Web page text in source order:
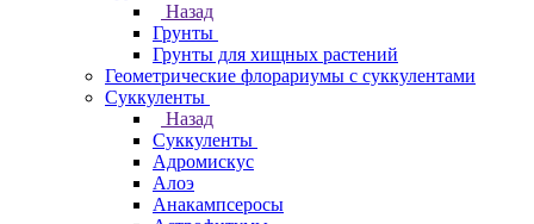
Назад
Грунты
Грунты для хищных растений
Геометрические флорариумы с суккулентами
Суккуленты
Назад
Суккуленты
Адромискус
Алоэ
Анакампсеросы